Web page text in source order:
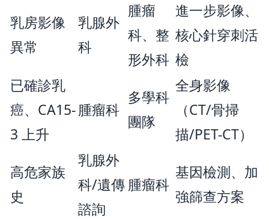
乳房影像
異常
乳腺外
科
腫瘤
科、整
形外科
進一步影像、
核心針穿刺活
檢
已確診乳
癌、CA15-
3 上升
腫瘤科
多學科
團隊
全身影像
（CT/骨掃
描/PET-CT）
高危家族
史
乳腺外
科/遺傳
諮詢
腫瘤科
基因檢測、加
強篩查方案
×